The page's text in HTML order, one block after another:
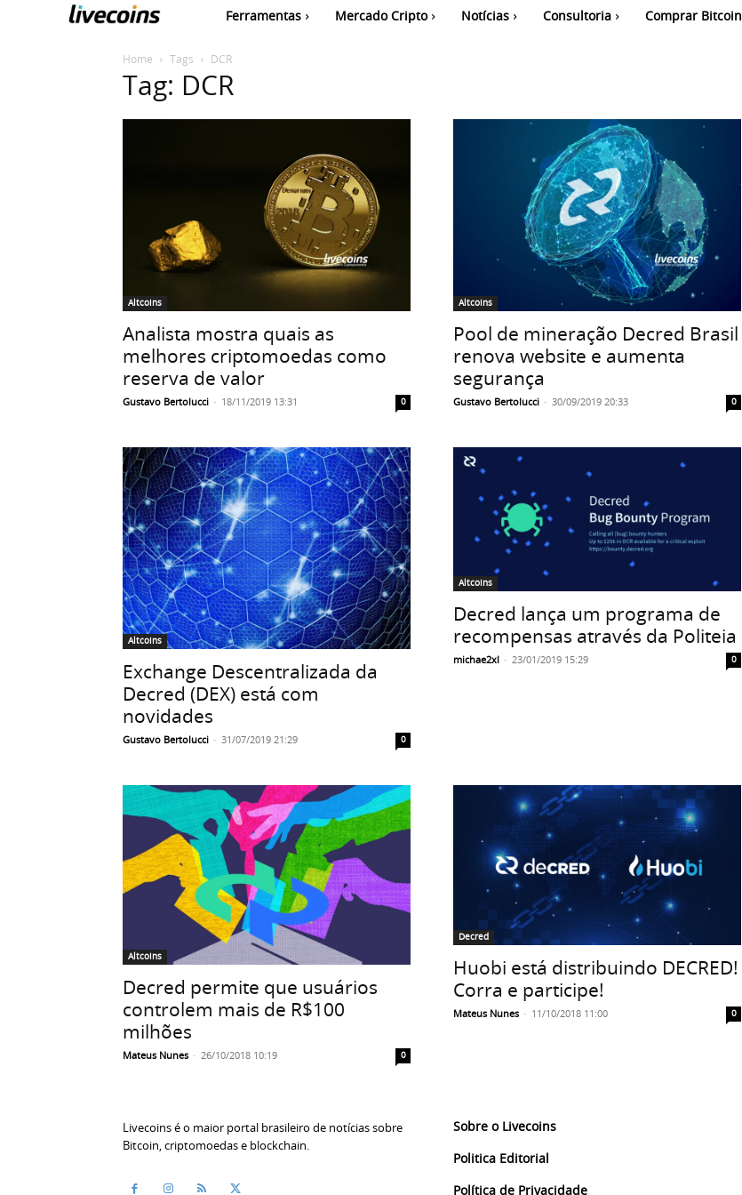
Ferramentas Mercado Cripto Notícias Consultoria Comprar Bitcoin
Home Tags DCR
Tag: DCR
Altcoins
Analista mostra quais as
melhores criptomoedas como
reserva de valor
Gustavo Bertolucci - 18/11/2019 13:31 0
Altcoins
Pool de mineração Decred Brasil
renova website e aumenta
segurança
Gustavo Bertolucci - 30/09/2019 20:33 0
Altcoins
Exchange Descentralizada da
Decred (DEX) está com
novidades
Gustavo Bertolucci - 31/07/2019 21:29 0
Altcoins
Decred lança um programa de
recompensas através da Politeia
michae2xl - 23/01/2019 15:29 0
Altcoins
Decred permite que usuários
controlem mais de R$100
milhões
Mateus Nunes - 26/10/2018 10:19 0
Decred
Huobi está distribuindo DECRED!
Corra e participe!
Mateus Nunes - 11/10/2018 11:00 0
Livecoins é o maior portal brasileiro de notícias sobre
Bitcoin, criptomoedas e blockchain.
Sobre o Livecoins
Politica Editorial
Política de Privacidade